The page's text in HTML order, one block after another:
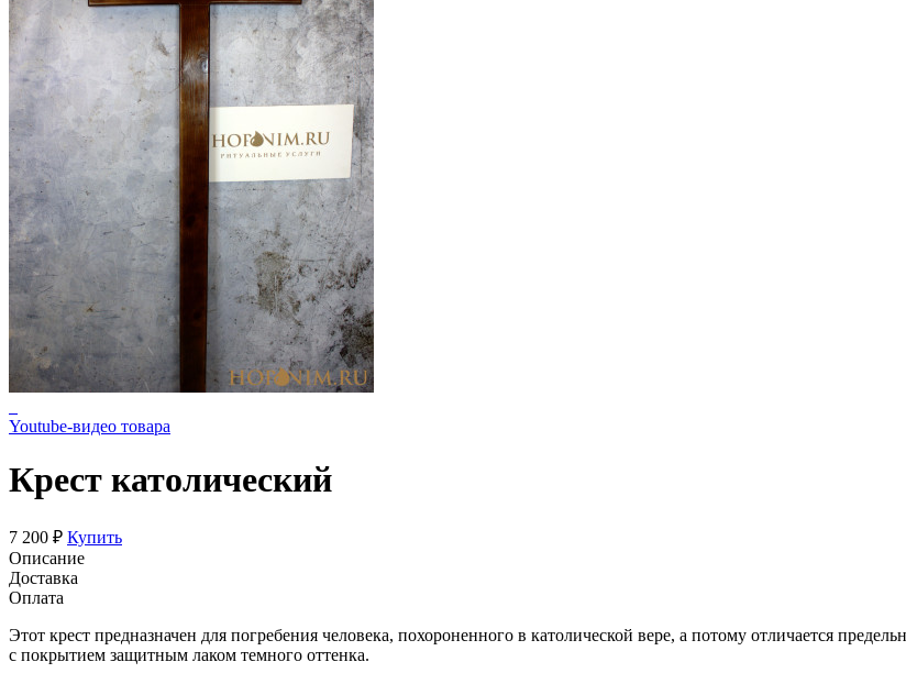
Youtube-видео товара
Крест католический
7 200 ₽ Купить
Описание
Доставка
Оплата
Этот крест предназначен для погребения человека, похороненного в католической вере, а потому отличается
с покрытием защитным лаком темного оттенка.